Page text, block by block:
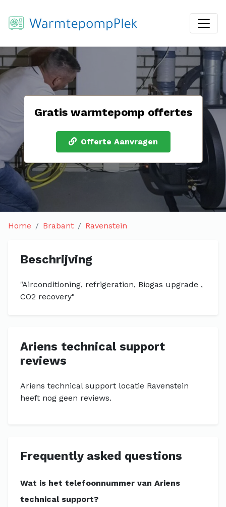
Gratis warmtepomp offertes
Offerte Aanvragen
Home Brabant Ravenstein
Beschrijving
"Airconditioning, refrigeration, Biogas upgrade ,
CO2 recovery"
Ariens technical support
reviews
Ariens technical support locatie Ravenstein
heeft nog geen reviews.
Frequently asked questions
Wat is het telefoonnummer van Ariens
technical support?